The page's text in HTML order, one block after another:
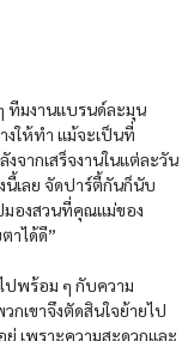
ทีมงานแบรนด์ละมุน
ให้ทำ แม้จะเป็นที่
จากเสร็จงานในแต่ละวัน
เลย จัดปาร์ตี้กันก็นับ
มองสวนที่คุณแม่ของ
าได้ดี”
ปพร้อม ๆ กับความ
เขาจึงตัดสินใจย้ายไป
เพราะความสะดวกและ